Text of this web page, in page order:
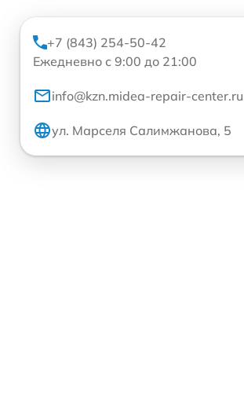
+7 (843) 254-50-42
Ежедневно с 9:00 до 21:00
info@kzn.midea-repair-center.ru
ул. Марселя Салимжанова, 5